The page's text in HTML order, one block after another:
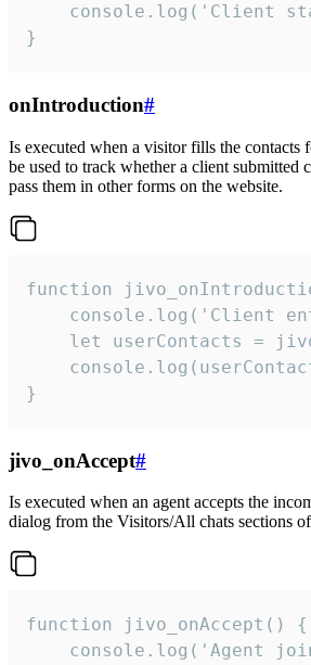
console.log('Client
}
onIntroduction#
Is executed when a visitor fills the contacts
be used to track whether a client submitted
pass them in other forms on the website.
function
console.log('Client
let userContacts =
}
jivo_onAccept#
Is executed when an agent accepts the
dialog from the Visitors/All chats sections
function jivo_onAccept() {